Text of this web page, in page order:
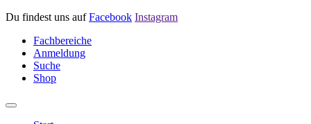
Du findest uns aufFacebook Instagram
Fachbereiche
Anmeldung
Suche
Shop